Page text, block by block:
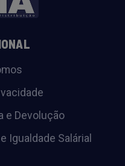
e Devolução
Igualdade Salárial